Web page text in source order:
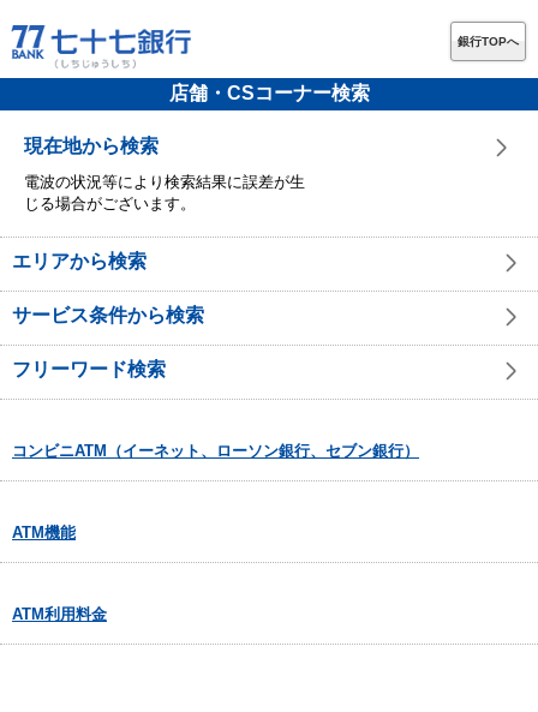
銀行TOPへ
店舗・CSコーナー検索
現在地から検索
電波の状況等により検索結果に誤差が生
じる場合がございます。
エリアから検索
サービス条件から検索
フリーワード検索
コンビニATM（イーネット、ローソン銀行、セブン銀行）
ATM機能
ATM利用料金